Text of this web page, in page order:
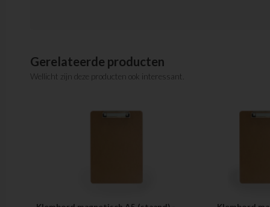
Gerelateerde producten
Wellicht zijn deze producten ook interessant.